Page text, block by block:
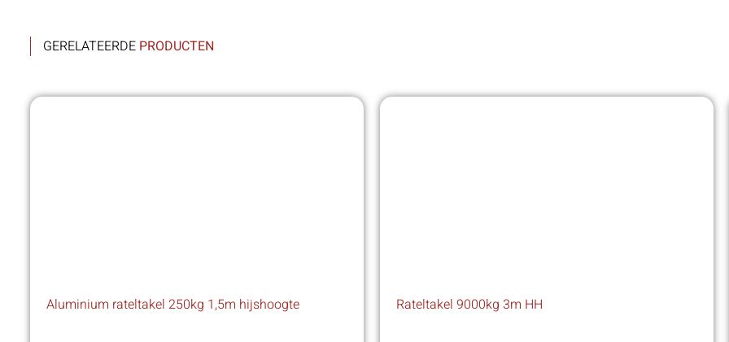
GERELATEERDE PRODUCTEN
Aluminium rateltakel 250kg 1,5m hijshoogte Rateltakel 9000kg 3m HH